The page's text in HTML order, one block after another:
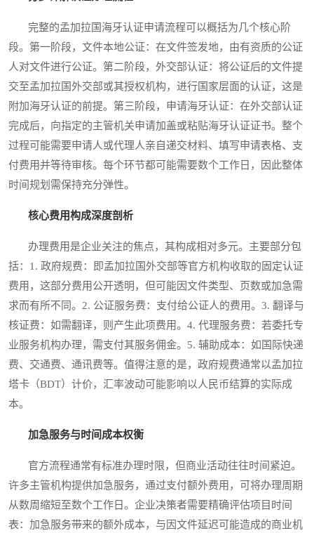
完整的孟加拉国海牙认证申请流程可以概括为几个核心阶
段。第一阶段，文件本地公证：在文件签发地，由有资质的公证
人对文件进行公证。第二阶段，外交部认证：将公证后的文件提
交至孟加拉国外交部或其授权机构，进行国家层面的认证，这是
附加海牙认证的前提。第三阶段，申请海牙认证：在外交部认证
完成后，向指定的主管机关申请加盖或粘贴海牙认证证书。整个
过程可能需要申请人或代理人亲自递交材料、填写申请表格、支
付费用并等待审核。每个环节都可能需要数个工作日，因此整体
时间规划需保持充分弹性。
核心费用构成深度剖析
办理费用是企业关注的焦点，其构成相对多元。主要部分包
括：1. 政府规费：即孟加拉国外交部等官方机构收取的固定认证
费用，这部分费用公开透明，但可能因文件类型、页数或加急需
求而有所不同。2. 公证服务费：支付给公证人的费用。3. 翻译与
核证费：如需翻译，则产生此项费用。4. 代理服务费：若委托专
业服务机构办理，需支付其服务佣金。5. 辅助成本：如国际快递
费、交通费、通讯费等。值得注意的是，政府规费通常以孟加拉
塔卡（BDT）计价，汇率波动可能影响以人民币结算的实际成
本。
加急服务与时间成本权衡
官方流程通常有标准办理时限，但商业活动往往时间紧迫。
许多主管机构提供加急服务，通过支付额外费用，可将办理周期
从数周缩短至数个工作日。企业决策者需要精确评估项目时间
表：加急服务带来的额外成本，与因文件延迟可能造成的商业机